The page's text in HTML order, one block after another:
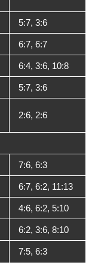
5:7, 3:6
6:7, 6:7
6:4, 3:6, 10:8
5:7, 3:6
2:6, 2:6
7:6, 6:3
6:7, 6:2, 11:13
4:6, 6:2, 5:10
6:2, 3:6, 8:10
7:5, 6:3